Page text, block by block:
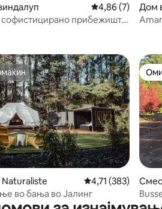
5, 127 рецензии Просечна
4,86 (7)
прибежиште
Дом
5, 87 рецензии Просечна оцена:
4,71 (383)
во бања во Јалинг